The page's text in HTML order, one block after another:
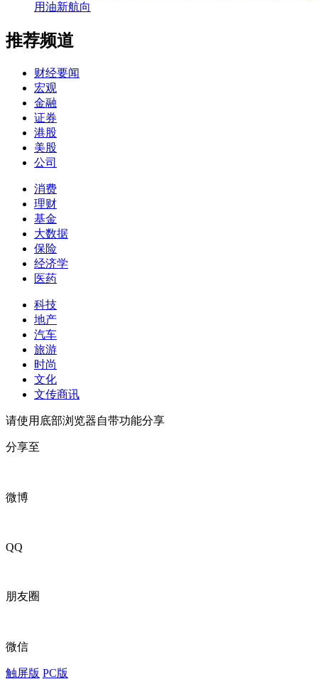
用油新航向
推荐频道
财经要闻
宏观
金融
证券
港股
美股
公司
消费
理财
基金
大数据
保险
经济学
医药
科技
地产
汽车
旅游
时尚
文化
文传商讯
请使用底部浏览器自带功能分享
分享至
微博
QQ
朋友圈
微信
触屏版 PC版